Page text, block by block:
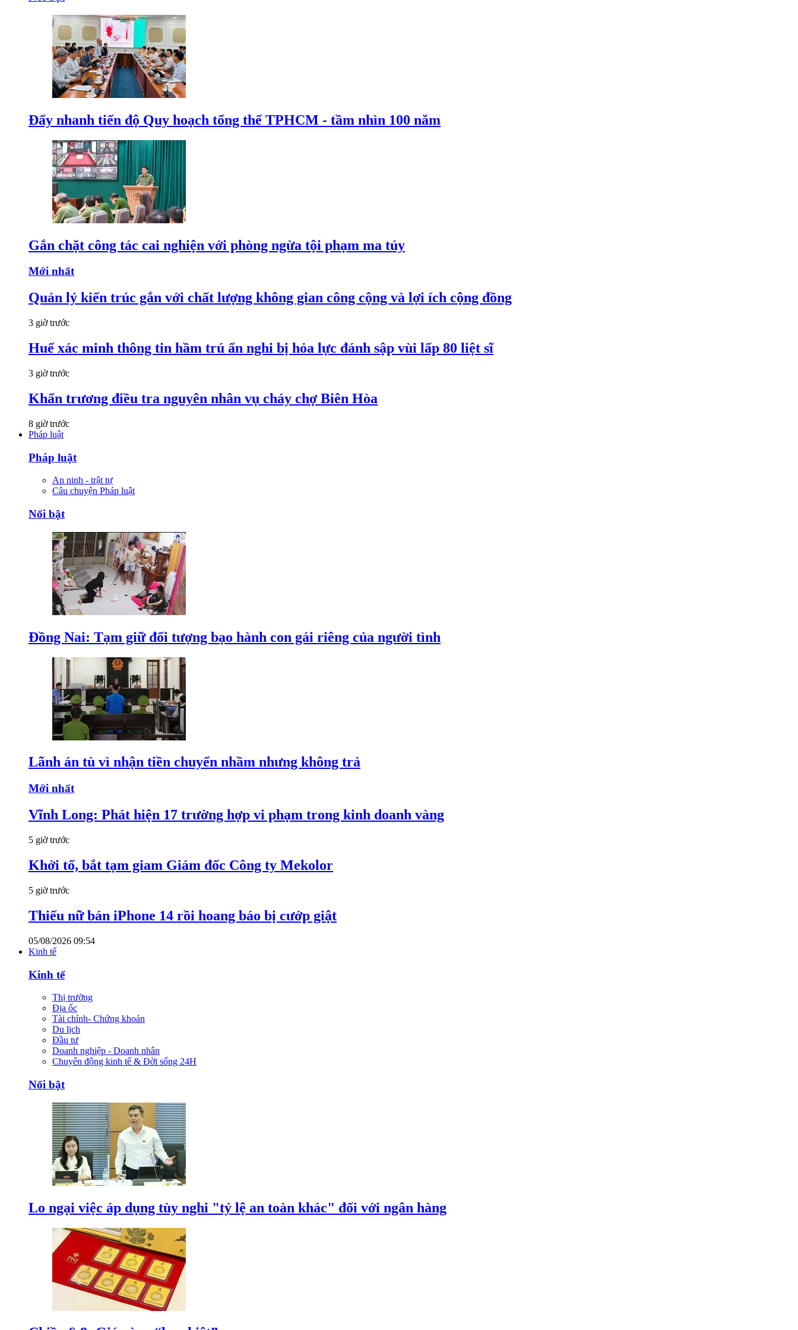
Đẩy nhanh tiến độ Quy hoạch tổng thể TPHCM - tầm nhìn 100 năm
Gắn chặt công tác cai nghiện với phòng ngừa tội phạm ma túy
Mới nhất
Quản lý kiến trúc gắn với chất lượng không gian công cộng và lợi ích cộng đồng
3 giờ trước
Huế xác minh thông tin hầm trú ẩn nghi bị hỏa lực đánh sập vùi lấp 80 liệt sĩ
3 giờ trước
Khẩn trương điều tra nguyên nhân vụ cháy chợ Biên Hòa
8 giờ trước
Pháp luật
Pháp luật
An ninh - trật tự
Câu chuyện Pháp luật
Nổi bật
Đồng Nai: Tạm giữ đối tượng bạo hành con gái riêng của người tình
Lãnh án tù vì nhận tiền chuyển nhầm nhưng không trả
Mới nhất
Vĩnh Long: Phát hiện 17 trường hợp vi phạm trong kinh doanh vàng
5 giờ trước
Khởi tố, bắt tạm giam Giám đốc Công ty Mekolor
5 giờ trước
Thiếu nữ bán iPhone 14 rồi hoang báo bị cướp giật
05/08/2026 09:54
Kinh tế
Kinh tế
Thị trường
Địa ốc
Tài chính- Chứng khoán
Du lịch
Đầu tư
Doanh nghiệp - Doanh nhân
Chuyển động kinh tế & Đời sống 24H
Nổi bật
Lo ngại việc áp dụng tùy nghi "tỷ lệ an toàn khác" đối với ngân hàng